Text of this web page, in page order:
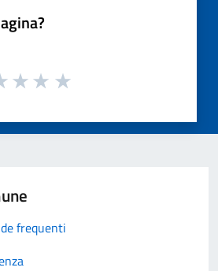
frequenti